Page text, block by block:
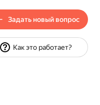
Задать новый вопрос
Как это работает?